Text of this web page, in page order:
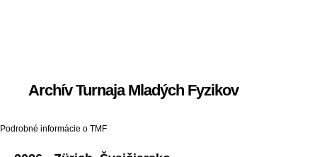
Archív Turnaja Mladých Fyzikov
Podrobné informácie o TMF